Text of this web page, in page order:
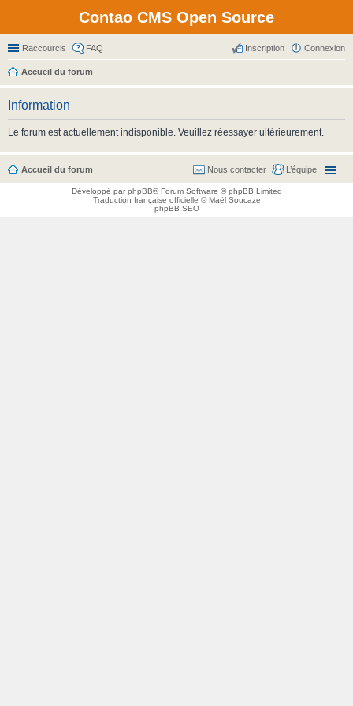
Contao CMS Open Source
Raccourcis FAQ Connexion
Inscription
Accueil du forum
Information
Le forum est actuellement indisponible. Veuillez réessayer ultérieurement.
Accueil du forum L’équipe
Nous contacter
Développé parphpBB® Forum Software © phpBB Limited
Traduction française officielle ©Maël Soucaze
phpBB SEO